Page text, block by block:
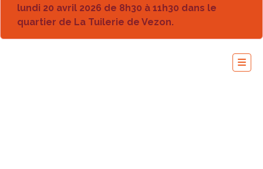
lundi 20 avril 2026 de 8h30 à 11h30 dans le
quartier de La Tuilerie de Vezon.